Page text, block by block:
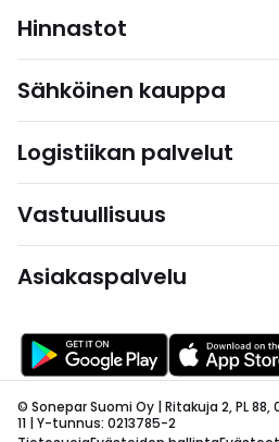
Hinnastot
Sähköinen kauppa
Logistiikan palvelut
Vastuullisuus
Asiakaspalvelu
© Sonepar Suomi Oy | Ritakuja 2, PL 88,
11 | Y-tunnus: 0213785-2